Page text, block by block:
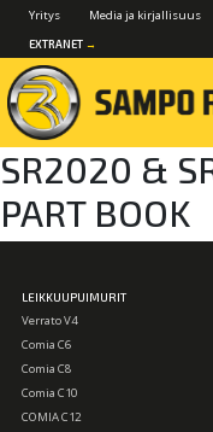
Yritys Media ja kirjallisuus
EXTRANET →
SR2020 &
PART BOOK
LEIKKUUPUIMURIT
Verrato V4
Comia C6
Comia C8
Comia C10
COMIA C12